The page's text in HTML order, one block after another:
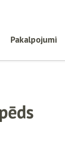
Pakalpojumi